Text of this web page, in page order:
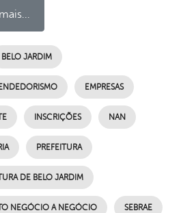
BELO JARDIM
EMPRESAS
INSCRIÇÕES NAN
PREFEITURA
DE BELO JARDIM
NEGÓCIO A NEGÓCIO SEBRAE